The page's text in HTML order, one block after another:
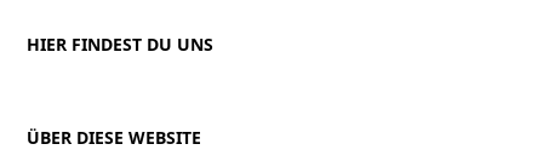
HIER FINDEST DU UNS
ÜBER DIESE WEBSITE